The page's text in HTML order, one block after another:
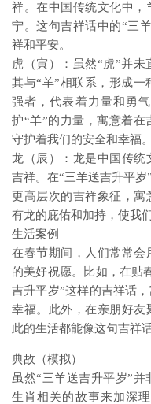
祥。在中国传统文化中，
宁。这句吉祥话中的“三
祥和平安。
虎（寅）：虽然“虎”并
其与“羊”相联系，形成
强者，代表着力量和勇
护“羊”的力量，寓意着
守护着我们的安全和幸福。
龙（辰）：龙是中国传统
吉祥。在“三羊送吉升平
更高层次的吉祥象征，
有龙的庇佑和加持，使我
生活案例
在春节期间，人们常常会
的美好祝愿。比如，在贴
吉升平岁”这样的吉祥话
幸福。此外，在亲朋好友
此的生活都能像这句吉祥
典故（模拟）
虽然“三羊送吉升平岁”
生肖相关的故事来加深